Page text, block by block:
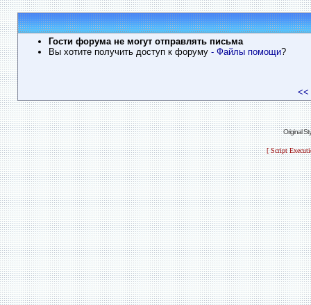
Гости форума не могут отправлять письма
Вы хотите получить доступ к форуму - Файлы помощи?
<<
Original
[ Script